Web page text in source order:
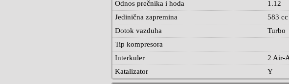
1.12
Odnos prečnika i hoda
583
Jedinična zapremina
Turbo
Dotok vazduha
Tip kompresora
2 Air-
Interkuler
Y
Katalizator